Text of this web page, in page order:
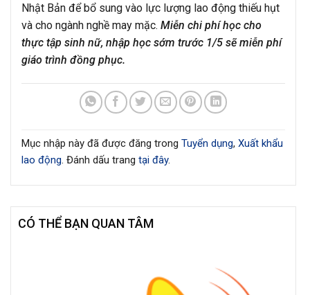
Nhật Bản để bổ sung vào lực lượng lao động thiếu hụt
và cho ngành nghề may mặc. Miễn chi phí học cho
thực tập sinh nữ, nhập học sớm trước 1/5 sẽ miễn phí
giáo trình đồng phục.
Mục nhập này đã được đăng trong Tuyển dụng, Xuất khẩu
lao động. Đánh dấu trang tại đây.
CÓ THỂ BẠN QUAN TÂM